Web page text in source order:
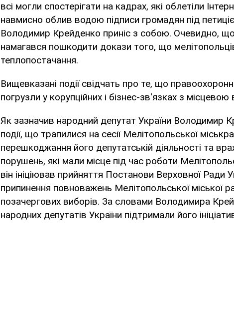
всі могли спостерігати на кадрах, які облетіли
навмисно облив водою підписи громадян під
Володимир Крейденко приніс з собою. Очевидно,
намагався пошкодити докази того, що
теплопостачання.
Вищевказані події свідчать про те, що
погрузли у корупційних і бізнес-зв'язках з
Як зазначив народний депутат України Володимир
події, що трапилися на сесії Мелітопольської
перешкоджання його депутатській діяльності та
порушень, які мали місце під час роботи
він ініціював прийняття Постанови Верховної Ради
припинення повноважень Мелітопольської міської
позачергових виборів. За словами Володимира
народних депутатів України підтримали його